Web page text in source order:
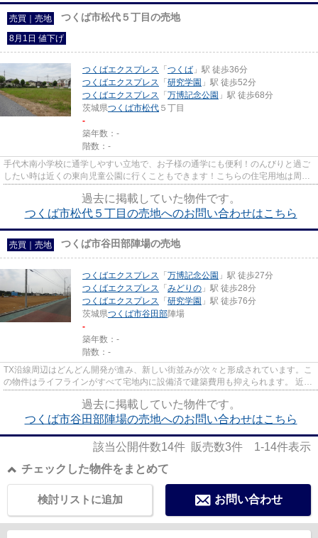
売買｜売地 つくば市松代５丁目の売地
8月1日 値下げ
つくばエクスプレス 「 つくば 」駅 徒歩36分
つくばエクスプレス 「 研究学園 」駅 徒歩52分
つくばエクスプレス 「 万博記念公園 」駅 徒歩68分
茨城県つくば市松代 ５丁目
-
築年数：-
階数：-
手代木南小学校に通学しやすい立地で、お子様の通学にも便利！のんびりと過ご
したい時は近くの東向児童公園に行くこともできます！こちらの住宅用地は周囲
過去に掲載していた物件です。
つくば市松代５丁目の売地へのお問い合わせはこちら
売買｜売地 つくば市谷田部陣場の売地
つくばエクスプレス 「 万博記念公園 」駅 徒歩27分
つくばエクスプレス 「 みどりの 」駅 徒歩28分
つくばエクスプレス 「 研究学園 」駅 徒歩76分
茨城県つくば市谷田部陣場
-
築年数：-
階数：-
TX沿線周辺はどんどん開発が進み、新しい街並みが次々と形成されています。こ
の物件はライフラインがすべて宅地内に設備済で建築費用も抑えられます。 近く
過去に掲載していた物件です。
つくば市谷田部陣場の売地へのお問い合わせはこちら
該当公開件数14件 販売数3件 1-14件表示
チェックした物件をまとめて
お問い合わせ
検討リストに追加